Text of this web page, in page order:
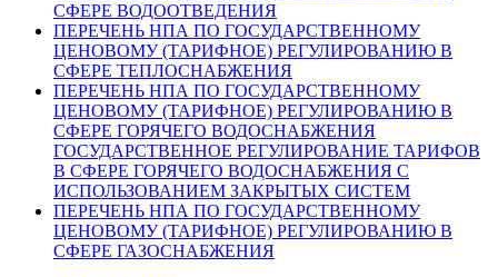
СФЕРЕ ВОДООТВЕДЕНИЯ
ПЕРЕЧЕНЬ НПА ПО ГОСУДАРСТВЕННОМУ
ЦЕНОВОМУ (ТАРИФНОЕ) РЕГУЛИРОВАНИЮ В
СФЕРЕ ТЕПЛОСНАБЖЕНИЯ
ПЕРЕЧЕНЬ НПА ПО ГОСУДАРСТВЕННОМУ
ЦЕНОВОМУ (ТАРИФНОЕ) РЕГУЛИРОВАНИЮ В
СФЕРЕ ГОРЯЧЕГО ВОДОСНАБЖЕНИЯ
ГОСУДАРСТВЕННОЕ РЕГУЛИРОВАНИЕ ТАРИФОВ
В СФЕРЕ ГОРЯЧЕГО ВОДОСНАБЖЕНИЯ С
ИСПОЛЬЗОВАНИЕМ ЗАКРЫТЫХ СИСТЕМ
ПЕРЕЧЕНЬ НПА ПО ГОСУДАРСТВЕННОМУ
ЦЕНОВОМУ (ТАРИФНОЕ) РЕГУЛИРОВАНИЮ В
СФЕРЕ ГАЗОСНАБЖЕНИЯ